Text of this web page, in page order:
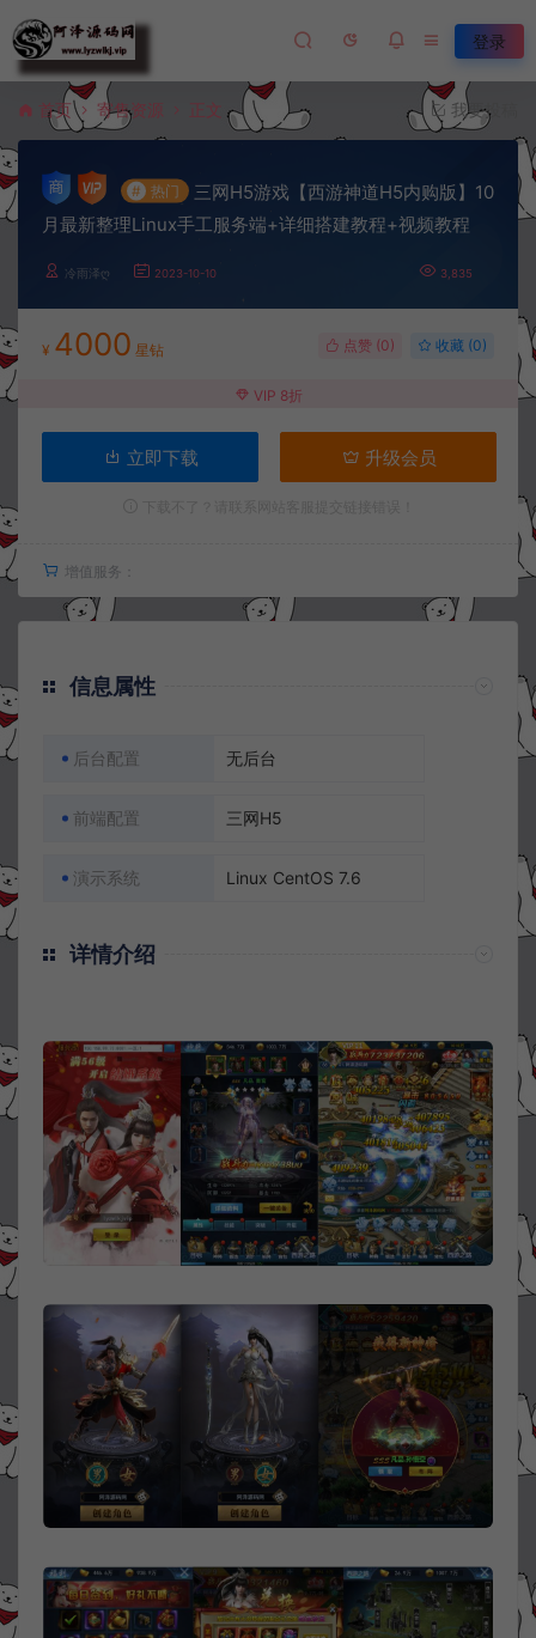
登录
首页 寄售资源 正文 我要投稿
# 热门
三网H5游戏【西游神道H5内购版】10
月最新整理Linux手工服务端+详细搭建教程+视频教程
冷雨泽ღ 2023-10-10 3,835
¥ 4000 星钻 点赞 (0) 收藏 (0)
VIP 8折
立即下载 升级会员
增值服务：
信息属性
后台配置 无后台
前端配置 三网H5
演示系统 Linux CentOS 7.6
详情介绍